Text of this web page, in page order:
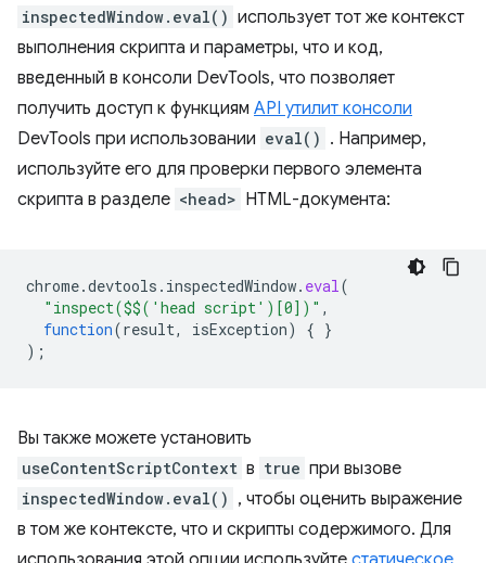
inspectedWindow.eval() использует тот же контекст
выполнения скрипта и параметры, что и код,
введенный в консоли DevTools, что позволяет
получить доступ к функциям API утилит консоли
DevTools при использовании eval() . Например,
используйте его для проверки первого элемента
скрипта в разделе <head> HTML-документа:
chrome.devtools . inspectedWindow. eval(
"inspect($$('head script')[0])" ,
function(result, isException) { }
);
Вы также можете установить
useContentScriptContext в true при вызове
inspectedWindow.eval() , чтобы оценить выражение
в том же контексте, что и скрипты содержимого. Для